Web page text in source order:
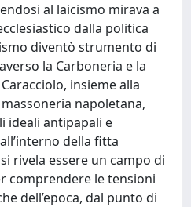
al laicismo mirava a
dalla politica
diventò strumento di
la Carboneria e la
insieme alla
napoletana,
ideali antipapali e
della fitta
rivela essere un campo di
comprendere le tensioni
dell’epoca, dal punto di